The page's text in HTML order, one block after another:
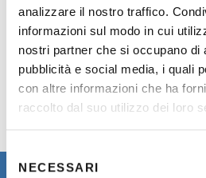
analizzare il nostro traffico.
informazioni sul modo in cui
nostri partner che si occupano di
pubblicità e social media, i quali
con altre informazioni che ha
raccolto dal suo utilizzo dei loro
Selezione
delNECESSARI